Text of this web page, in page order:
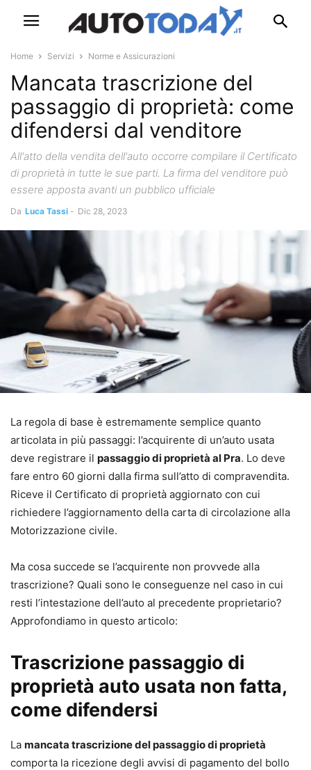
Home Servizi Norme e Assicurazioni
Mancata trascrizione del
passaggio di proprietà: come
difendersi dal venditore
All'atto della vendita dell'auto occorre compilare il Certificato
di proprietà in tutte le sue parti. La firma del venditore può
essere apposta avanti un pubblico ufficiale
Da Luca Tassi - Dic 28, 2023
La regola di base è estremamente semplice quanto
articolata in più passaggi: l’acquirente di un’auto usata
deve registrare il passaggio di proprietà al Pra. Lo deve
fare entro 60 giorni dalla firma sull’atto di compravendita.
Riceve il Certificato di proprietà aggiornato con cui
richiedere l’aggiornamento della carta di circolazione alla
Motorizzazione civile.
Ma cosa succede se l’acquirente non provvede alla
trascrizione? Quali sono le conseguenze nel caso in cui
resti l’intestazione dell’auto al precedente proprietario?
Approfondiamo in questo articolo:
Trascrizione passaggio di
proprietà auto usata non fatta,
come difendersi
La mancata trascrizione del passaggio di proprietà
comporta la ricezione degli avvisi di pagamento del bollo